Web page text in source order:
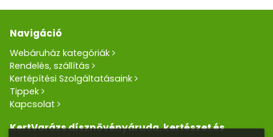
Navigáció
Webáruház kategóriák
Rendelés, szállítás
Kertépítési Szolgáltatásaink
Tippek
Kapcsolat
KertVarázs dísznövényáruda, kertészet és